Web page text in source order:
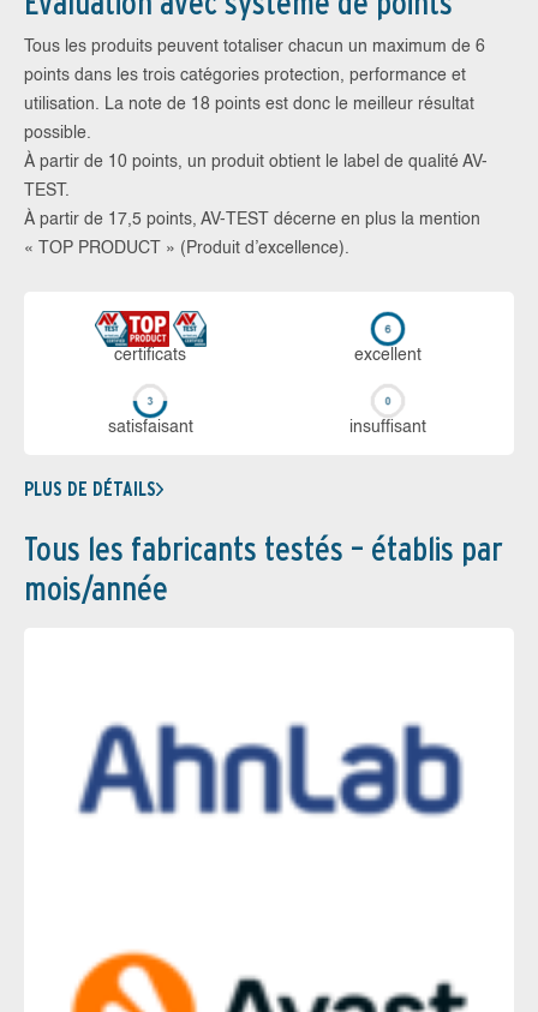
Tous les produits peuvent totaliser chacun un maximum de 6
points dans les trois catégories protection, performance et
utilisation. La note de 18 points est donc le meilleur résultat
possible.
À partir de 10 points, un produit obtient le label de qualité AV-
TEST.
À partir de 17,5 points, AV-TEST décerne en plus la mention
« TOP PRODUCT » (Produit d’excellence).
certi­ficats ex­cellent
sa­tis­fai­sant in­suf­fi­sant
PLUS DE DÉTAILS
Tous les fabricants testés – établis par
mois/année